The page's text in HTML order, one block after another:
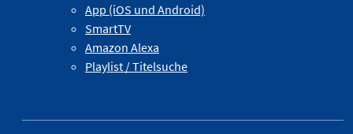
App (iOS und Android)
SmartTV
Amazon Alexa
Playlist / Titelsuche